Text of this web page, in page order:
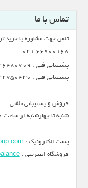
تماس با ما
تلفن جهت مشاوره یا خرید
66900168 021
پشتیبانی فنی : 09126480709 احمدی
پشتیبانی فنی : 09122750430 زاغری
فروش و پشتیبانی تلفنی:
شنبه تا چهارشنبه از ساعت 10 الی 17
پست الکترونیک :
فروشگاه اینترنتی :